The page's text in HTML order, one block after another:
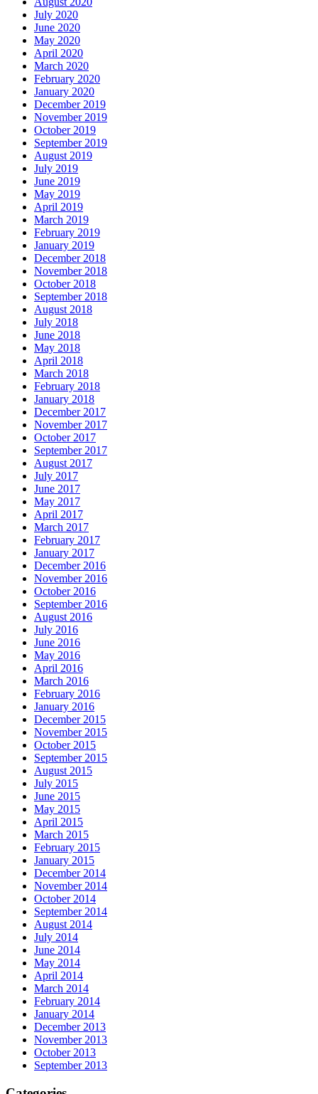
July 2020
June 2020
May 2020
April 2020
March 2020
February 2020
January 2020
December 2019
November 2019
October 2019
September 2019
August 2019
July 2019
June 2019
May 2019
April 2019
March 2019
February 2019
January 2019
December 2018
November 2018
October 2018
September 2018
August 2018
July 2018
June 2018
May 2018
April 2018
March 2018
February 2018
January 2018
December 2017
November 2017
October 2017
September 2017
August 2017
July 2017
June 2017
May 2017
April 2017
March 2017
February 2017
January 2017
December 2016
November 2016
October 2016
September 2016
August 2016
July 2016
June 2016
May 2016
April 2016
March 2016
February 2016
January 2016
December 2015
November 2015
October 2015
September 2015
August 2015
July 2015
June 2015
May 2015
April 2015
March 2015
February 2015
January 2015
December 2014
November 2014
October 2014
September 2014
August 2014
July 2014
June 2014
May 2014
April 2014
March 2014
February 2014
January 2014
December 2013
November 2013
October 2013
September 2013